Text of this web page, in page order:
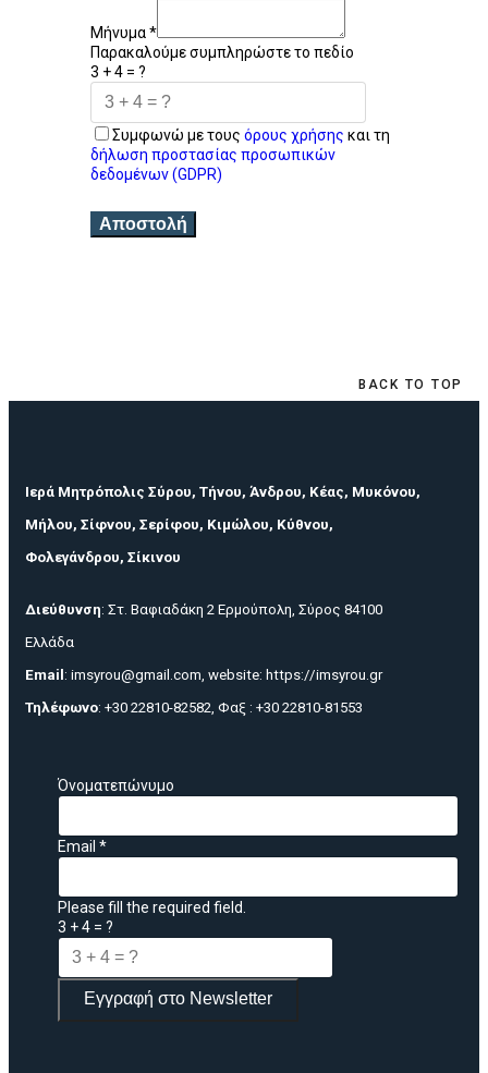
Μήνυμα*
Παρακαλούμε συμπληρώστε το πεδίο
3 + 4 = ?
Συμφωνώ με τους όρους χρήσης και τη
δήλωση προστασίας προσωπικών
δεδομένων (GDPR)
Αποστολή
BACK TO TOP
Ιερά Μητρόπολις Σύρου, Τήνου, Άνδρου, Κέας, Μυκόνου,
Μήλου, Σίφνου, Σερίφου, Κιμώλου, Κύθνου,
Φολεγάνδρου, Σίκινου
Διεύθυνση: Στ. Βαφιαδάκη 2 Ερμούπολη, Σύρος 84100
Ελλάδα
Email : imsyrou@gmail.com, website: https://imsyrou.gr
Τηλέφωνο: +30 22810-82582, Φαξ : +30 22810-81553
Όνοματεπώνυμο
Email *
Please fill the required field.
3 + 4 = ?
Εγγραφή στο Newsletter